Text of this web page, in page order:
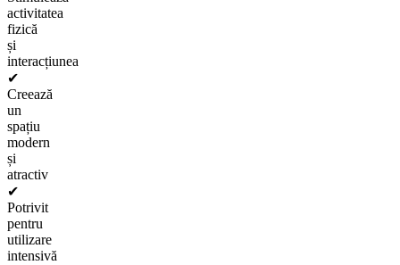
activitatea
fizică
și
interacțiunea
✔
Creează
un
spațiu
modern
și
atractiv
✔
Potrivit
pentru
utilizare
intensivă